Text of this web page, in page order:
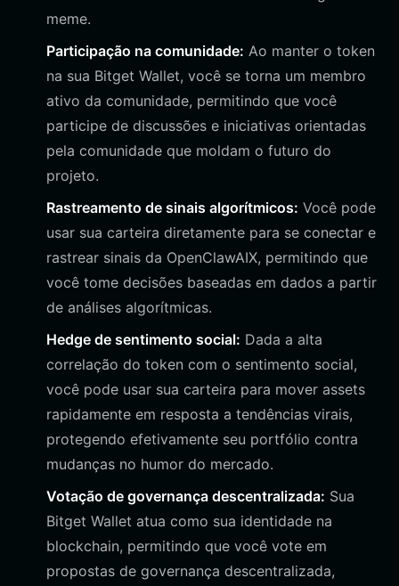
meme.
Participação na comunidade: Ao manter o token
na sua Bitget Wallet, você se torna um membro
ativo da comunidade, permitindo que você
participe de discussões e iniciativas orientadas
pela comunidade que moldam o futuro do
projeto.
Rastreamento de sinais algorítmicos: Você pode
usar sua carteira diretamente para se conectar e
rastrear sinais da OpenClawAIX, permitindo que
você tome decisões baseadas em dados a partir
de análises algorítmicas.
Hedge de sentimento social: Dada a alta
correlação do token com o sentimento social,
você pode usar sua carteira para mover assets
rapidamente em resposta a tendências virais,
protegendo efetivamente seu portfólio contra
mudanças no humor do mercado.
Votação de governança descentralizada: Sua
Bitget Wallet atua como sua identidade na
blockchain, permitindo que você vote em
propostas de governança descentralizada,